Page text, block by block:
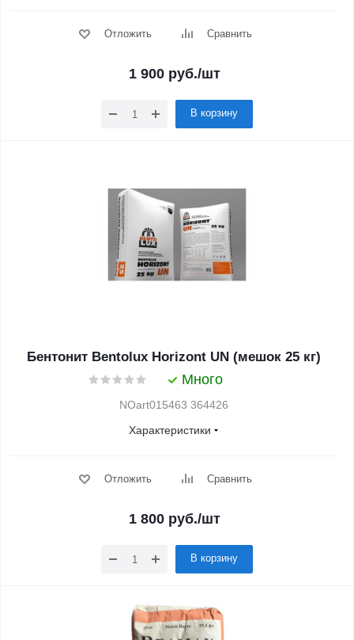
Отложить Сравнить
1 900руб./шт
В корзину
Бентонит Bentolux Horizont UN (мешок 25 кг)
Много
NOart015463 364426
Характеристики
Отложить Сравнить
1 800руб./шт
В корзину